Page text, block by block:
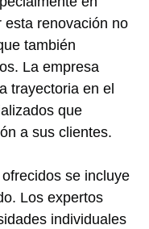
esta renovación no
también
La empresa
trayectoria en el
que
a sus clientes.
se incluye
Los expertos
individuales